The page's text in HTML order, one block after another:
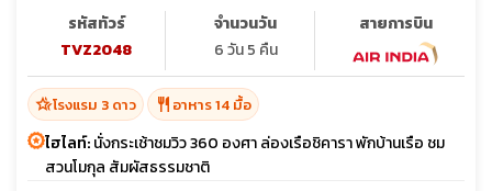
รหัสทัวร์
TVZ2048
จำนวนวัน
6 วัน 5 คืน
สายการบิน
hotel_classโรงแรม 3 ดาว restaurant อาหาร 14 มื้อ
ไฮไลท์:นั่งกระเช้าชมวิว 360 องศา ล่องเรือชิคารา พักบ้านเรือ ชม
สวนโมกุล สัมผัสธรรมชาติ